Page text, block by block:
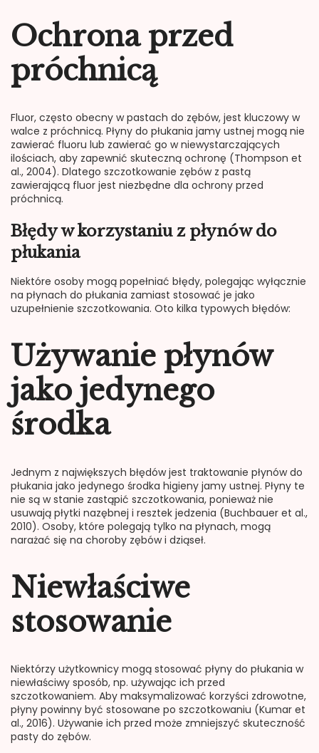
Ochrona przed
próchnicą
Fluor, często obecny w pastach do zębów, jest kluczowy w
walce z próchnicą. Płyny do płukania jamy ustnej mogą nie
zawierać fluoru lub zawierać go w niewystarczających
ilościach, aby zapewnić skuteczną ochronę (Thompson et
al., 2004). Dlatego szczotkowanie zębów z pastą
zawierającą fluor jest niezbędne dla ochrony przed
próchnicą.
Błędy w korzystaniu z płynów do
płukania
Niektóre osoby mogą popełniać błędy, polegając wyłącznie
na płynach do płukania zamiast stosować je jako
uzupełnienie szczotkowania. Oto kilka typowych błędów:
Używanie płynów
jako jedynego
środka
Jednym z największych błędów jest traktowanie płynów do
płukania jako jedynego środka higieny jamy ustnej. Płyny te
nie są w stanie zastąpić szczotkowania, ponieważ nie
usuwają płytki nazębnej i resztek jedzenia (Buchbauer et al.,
2010). Osoby, które polegają tylko na płynach, mogą
narażać się na choroby zębów i dziąseł.
Niewłaściwe
stosowanie
Niektórzy użytkownicy mogą stosować płyny do płukania w
niewłaściwy sposób, np. używając ich przed
szczotkowaniem. Aby maksymalizować korzyści zdrowotne,
płyny powinny być stosowane po szczotkowaniu (Kumar et
al., 2016). Używanie ich przed może zmniejszyć skuteczność
pasty do zębów.